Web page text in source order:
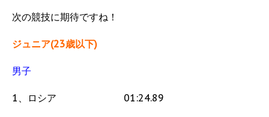
次の競技に期待ですね！
ジュニア(23歳以下)
男子
1、ロシア 01:24.89